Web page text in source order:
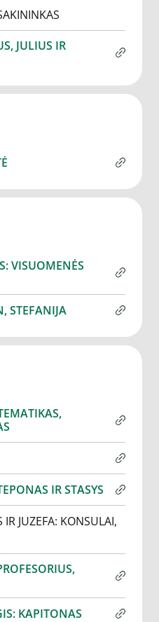
JULIUS IR
VISUOMENĖS
STEFANIJA
IR STASYS
JUZEFA: KONSULAI,
KAPITONAS